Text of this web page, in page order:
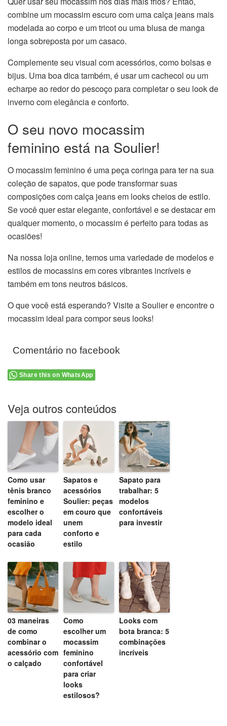
combine um mocassim escuro com uma calça jeans mais
modelada ao corpo e um tricot ou uma blusa de manga
longa sobreposta por um casaco.
Complemente seu visual com acessórios, como bolsas e
bijus. Uma boa dica também, é usar um cachecol ou um
echarpe ao redor do pescoço para completar o seu look de
inverno com elegância e conforto.
O seu novo mocassim
feminino está na Soulier!
O mocassim feminino é uma peça coringa para ter na sua
coleção de sapatos, que pode transformar suas
composições com calça jeans em looks cheios de estilo.
Se você quer estar elegante, confortável e se destacar em
qualquer momento, o mocassim é perfeito para todas as
ocasiões!
Na nossa loja online, temos uma variedade de modelos e
estilos de mocassins em cores vibrantes incríveis e
também em tons neutros básicos.
O que você está esperando? Visite a Soulier e encontre o
mocassim ideal para compor seus looks!
Comentário no facebook
Share this on WhatsApp
Veja outros conteúdos
Como usar
tênis branco
feminino e
escolher o
modelo ideal
para cada
ocasião
Sapatos e
acessórios
Soulier: peças
em couro que
unem
conforto e
estilo
Sapato para
trabalhar: 5
modelos
confortáveis
para investir
03 maneiras
de como
combinar o
acessório com
o calçado
Como
escolher um
mocassim
feminino
confortável
para criar
looks
estilosos?
Looks com
bota branca: 5
combinações
incríveis